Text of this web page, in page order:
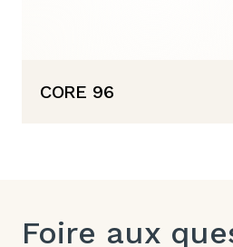
CORE 96
Foire aux